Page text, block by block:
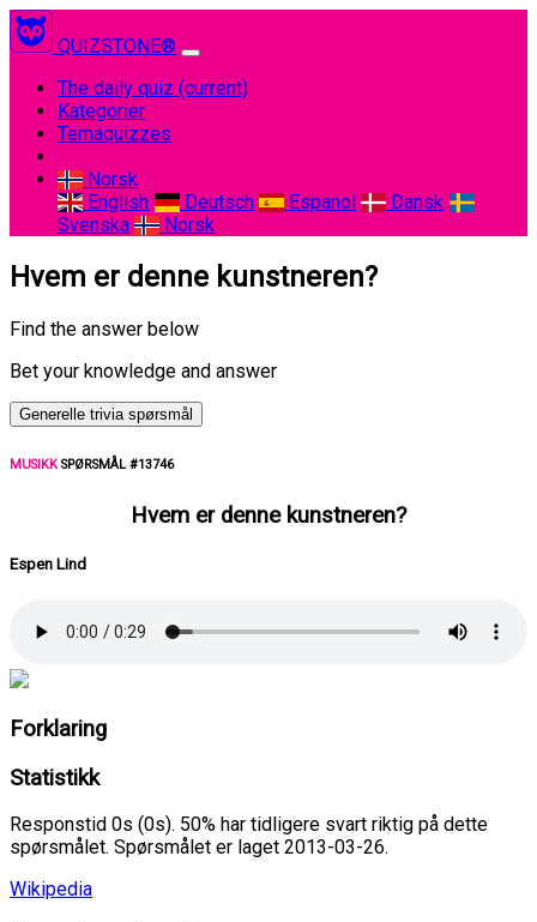
QUIZSTONE®
The daily quiz (current)
Kategorier
Temaquizzes
Norsk
English
Deutsch Espanol
Dansk
Svenska
Norsk
Hvem er denne kunstneren?
Find the answer below
Bet your knowledge and answer
Generelle trivia spørsmål
MUSIKKSPØRSMÅL #13746
Hvem er denne kunstneren?
Espen Lind
Forklaring
Statistikk
Responstid 0s (0s). 50% har tidligere svart riktig på dette
spørsmålet. Spørsmålet er laget 2013-03-26.
Wikipedia